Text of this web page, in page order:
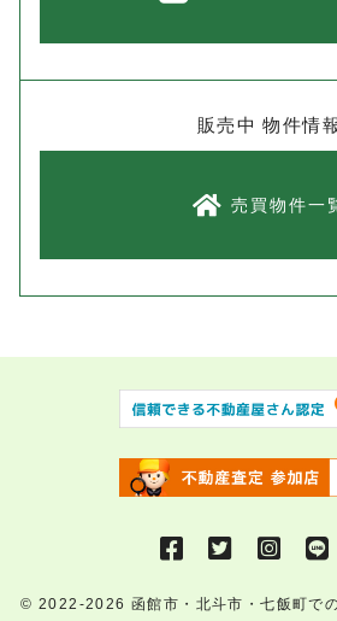
販売中 物件情
売買物件一
© 2022-2026函館市・北斗市・七飯町で